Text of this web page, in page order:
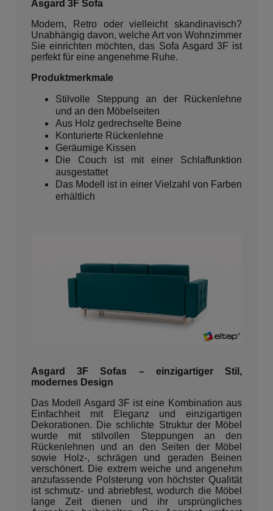
Asgard 3F Sofa
Modern, Retro oder vielleicht skandinavisch?
Unabhängig davon, welche Art von Wohnzimmer
Sie einrichten möchten, das Sofa Asgard 3F ist
perfekt für eine angenehme Ruhe.
Produktmerkmale
Stilvolle Steppung an der Rückenlehne
und an den Möbelseiten
Aus Holz gedrechselte Beine
Konturierte Rückenlehne
Geräumige Kissen
Die Couch ist mit einer Schlaffunktion
ausgestattet
Das Modell ist in einer Vielzahl von Farben
erhältlich
Asgard 3F Sofas – einzigartiger Stil,
modernes Design
Das Modell Asgard 3F ist eine Kombination aus
Einfachheit mit Eleganz und einzigartigen
Dekorationen. Die schlichte Struktur der Möbel
wurde mit stilvollen Steppungen an den
Rückenlehnen und an den Seiten der Möbel
sowie Holz-, schrägen und geraden Beinen
verschönert. Die extrem weiche und angenehm
anzufassende Polsterung von höchster Qualität
ist schmutz- und abriebfest, wodurch die Möbel
lange Zeit dienen und ihr ursprüngliches